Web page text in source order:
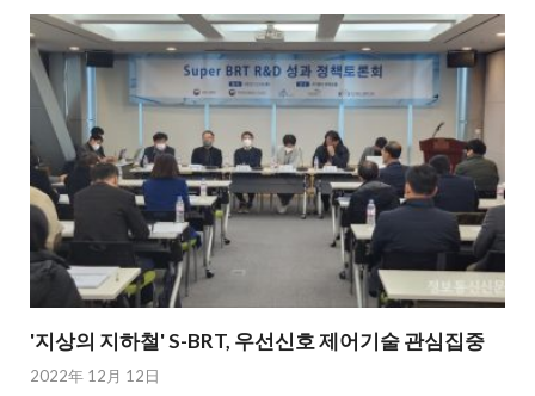
'지상의 지하철' S-BRT, 우선신호 제어기술 관심집중
2022年 12月 12日